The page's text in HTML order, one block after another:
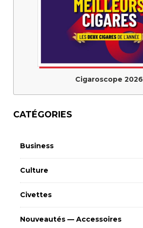
Cigaroscope 2026
CATÉGORIES
Business
Culture
Civettes
Nouveautés — Accessoires